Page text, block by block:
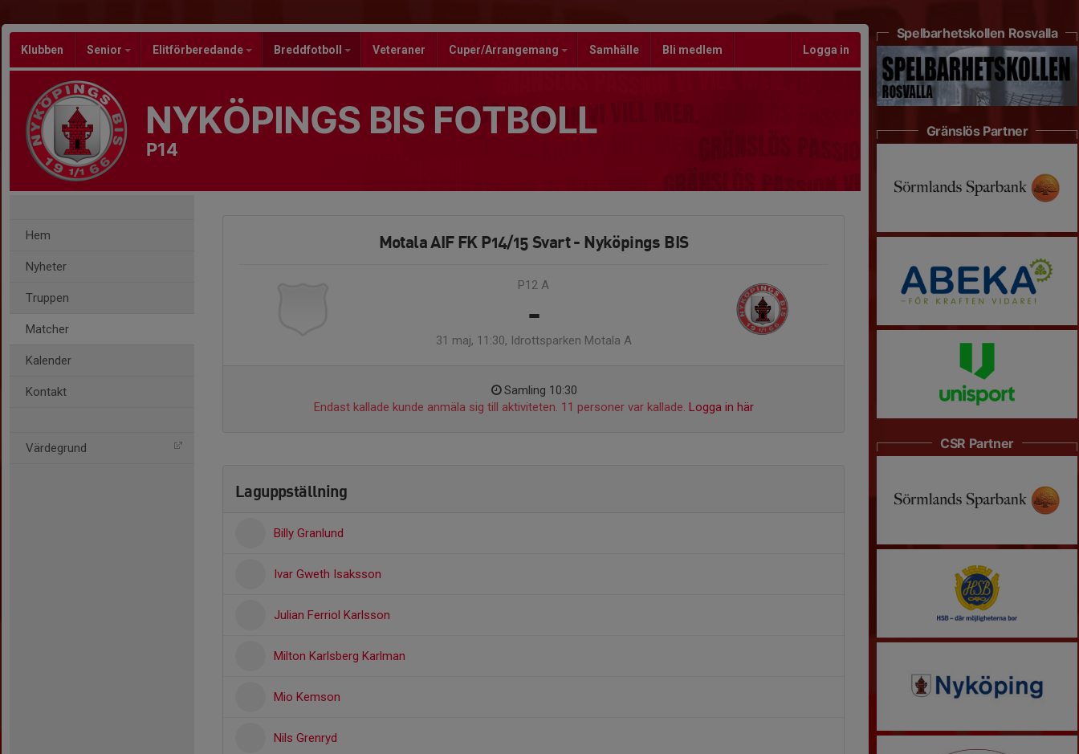
Klubben Senior Elitförberedande Breddfotboll Veteraner Cuper/Arrangemang Samhälle Bli medlem Logga in
NYKÖPINGS BIS FOTBOLL
P14
Hem
Nyheter
Truppen
Matcher
Kalender
Kontakt
Värdegrund
Motala AIF FK P14/15 Svart - Nyköpings BIS
P12 A
-
31 maj, 11:30, Idrottsparken Motala A
Samling 10:30
Endast kallade kunde anmäla sig till aktiviteten. 11 personer var kallade. Logga in här
Laguppställning
Billy Granlund
Ivar Gweth Isaksson
Julian Ferriol Karlsson
Milton Karlsberg Karlman
Mio Kemson
Nils Grenryd
Spelbarhetskollen Rosvalla
Gränslös Partner
CSR Partner